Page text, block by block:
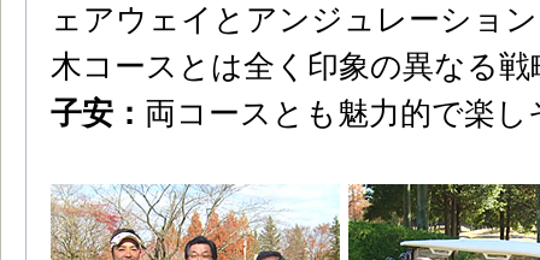
ェアウェイとアンジュレーショ
木コースとは全く印象の異なる
子安： 両コースとも魅力的で楽